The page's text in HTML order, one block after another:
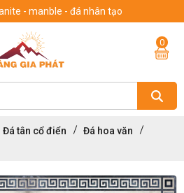
- manble - đá nhân tạo
0
Đá tân cổ điển
Đá hoa văn